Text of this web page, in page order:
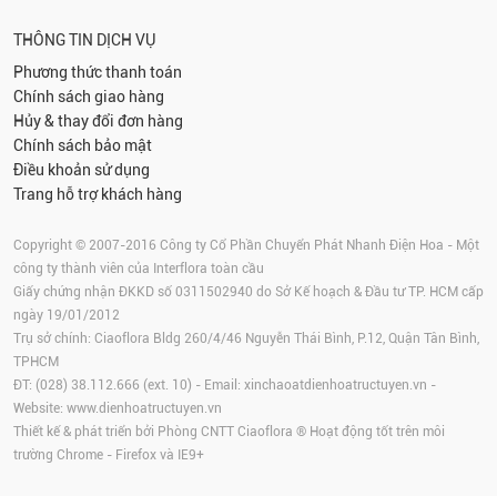
THÔNG TIN DỊCH VỤ
Phương thức thanh toán
Chính sách giao hàng
Hủy & thay đổi đơn hàng
Chính sách bảo mật
Điều khoản sử dụng
Trang hỗ trợ khách hàng
Copyright © 2007-2016 Công ty Cổ Phần Chuyển Phát Nhanh Điện Hoa - Một
công ty thành viên của Interflora toàn cầu
Giấy chứng nhận ĐKKD số 0311502940 do Sở Kế hoạch & Đầu tư TP. HCM cấp
ngày 19/01/2012
Trụ sở chính: Ciaoflora Bldg 260/4/46 Nguyễn Thái Bình, P.12, Quận Tân Bình,
TPHCM
ĐT: (028) 38.112.666 (ext. 10) - Email: xinchaoatdienhoatructuyen.vn -
Website: www.dienhoatructuyen.vn
Thiết kế & phát triển bởi Phòng CNTT Ciaoflora ® Hoạt động tốt trên môi
trường Chrome - Firefox và IE9+